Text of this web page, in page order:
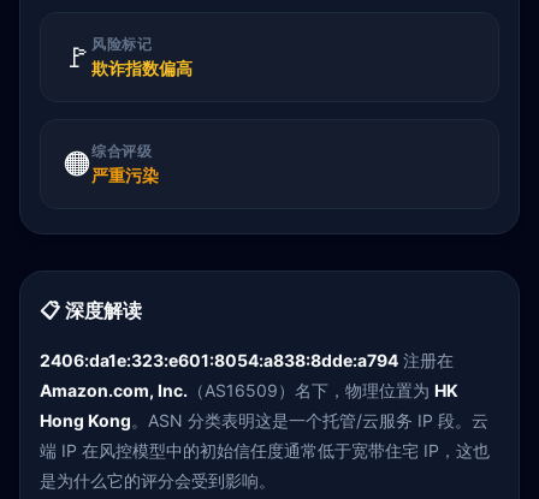
🚩 风险标记
欺诈指数偏高
🟠综合评级
严重污染
📋 深度解读
2406:da1e:323:e601:8054:a838:8dde:a794 注册在
Amazon.com, Inc. （AS16509）名下，物理位置为 HK
Hong Kong。ASN 分类表明这是一个托管/云服务 IP 段。云
端 IP 在风控模型中的初始信任度通常低于宽带住宅 IP，这也
是为什么它的评分会受到影响。